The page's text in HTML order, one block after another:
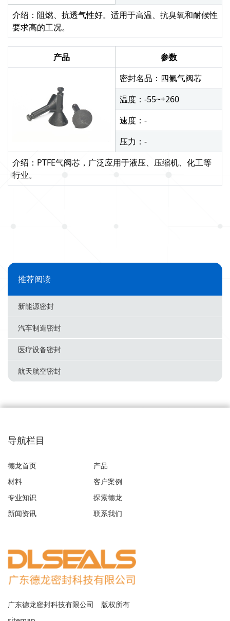
推荐阅读
新能源密封
汽车制造密封
医疗设备密封
航天航空密封
介绍：阻燃、抗透气性好。适用于高温、抗臭氧和耐候性
要求高的工况。
产品
参数
密封名品：四氟气阀芯
温度：-55~+260
速度：-
压力：-
介绍：PTFE气阀芯，广泛应用于液压、压缩机、化工等
行业。
广东德龙密封科技有限公司 版权所有
导航栏目
德龙首页
产品
材料
客户案例
专业知识
探索德龙
新闻资讯
联系我们